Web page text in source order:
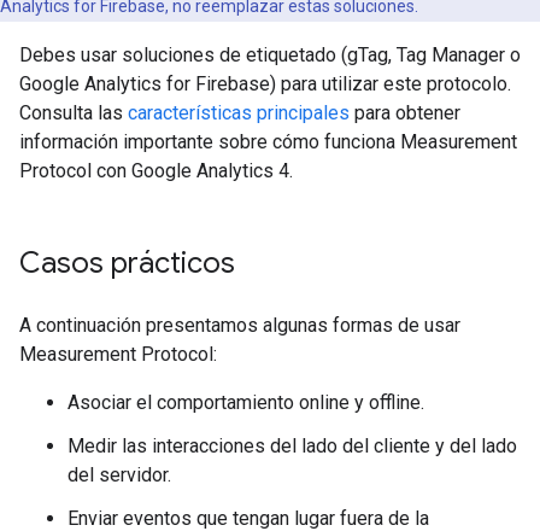
Analytics for Firebase, no reemplazar estas soluciones.
Debes usar soluciones de etiquetado (gTag, Tag Manager o
Google Analytics for Firebase) para utilizar este protocolo.
Consulta las características principales para obtener
información importante sobre cómo funciona Measurement
Protocol con Google Analytics 4.
Casos prácticos
A continuación presentamos algunas formas de usar
Measurement Protocol:
Asociar el comportamiento online y offline.
Medir las interacciones del lado del cliente y del lado
del servidor.
Enviar eventos que tengan lugar fuera de la